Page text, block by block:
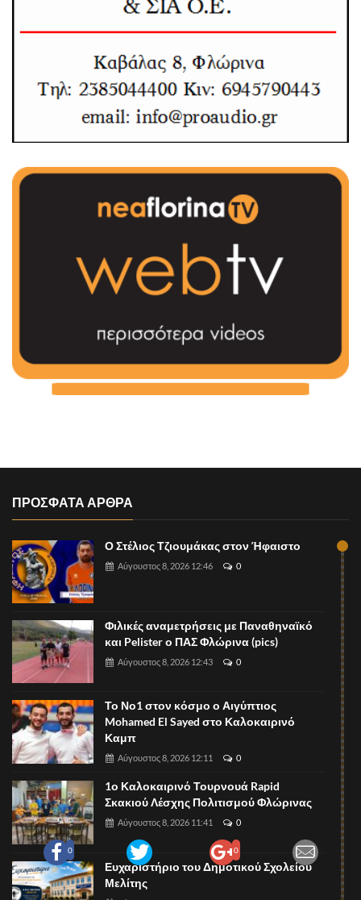
0 0
ΠΡΟΣΦΑΤΑ ΑΡΘΡΑ
Ο Στέλιος Τζιουμάκας στον Ήφαιστο
Αύγουστος 8, 2026 12:46 0
Φιλικές αναμετρήσεις με Παναθηναϊκό
και Pelister ο ΠΑΣ Φλώρινα (pics)
Αύγουστος 8, 2026 12:43 0
Το Νο1 στον κόσμο ο Αιγύπτιος
Mohamed El Sayed στο Καλοκαιρινό
Καμπ
Αύγουστος 8, 2026 12:11 0
1ο Καλοκαιρινό Τουρνουά Rapid
Σκακιού Λέσχης Πολιτισμού Φλώρινας
Αύγουστος 8, 2026 11:41 0
Ευχαριστήριο του Δημοτικού Σχολείου
Μελίτης